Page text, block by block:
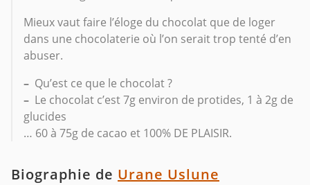
Mieux vaut faire l’éloge du chocolat que de loger
dans une chocolaterie où l’on serait trop tenté d’en
abuser.
– Qu’est ce que le chocolat ?
– Le chocolat c’est 7g environ de protides, 1 à 2g de
glucides
… 60 à 75g de cacao et 100% DE PLAISIR.
Biographie de Urane Uslune